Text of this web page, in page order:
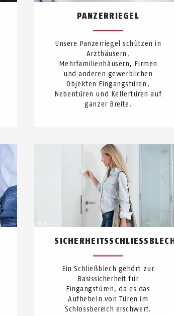
PANZERRIEGEL
Unsere Panzerriegel schützen in
Arzthäusern,
Mehrfamilienhäusern, Firmen
und anderen gewerblichen
Objekten Eingangstüren,
Nebentüren und Kellertüren auf
ganzer Breite.
SICHERHEITSSCHLIESSBLECHE
Ein Schließblech gehört zur
Basissicherheit für
Eingangstüren, da es das
Aufhebeln von Türen im
Schlossbereich erschwert.